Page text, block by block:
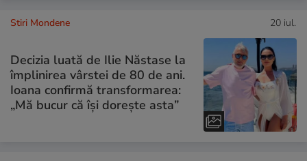
Stiri Mondene 20 iul.
Decizia luată de Ilie Năstase la
împlinirea vârstei de 80 de ani.
Ioana confirmă transformarea:
„Mă bucur că își dorește asta”